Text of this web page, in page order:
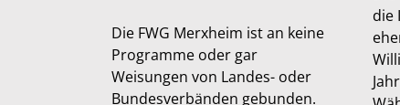
Die FWG Merxheim ist an keine
Programme oder gar
Weisungen von Landes- oder
Bundesverbänden gebunden.
die